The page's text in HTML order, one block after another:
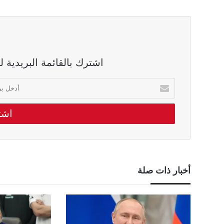
اشترك بالقائمة
أدخل
بريدك
الالكتروني
أخبار ذات صلة